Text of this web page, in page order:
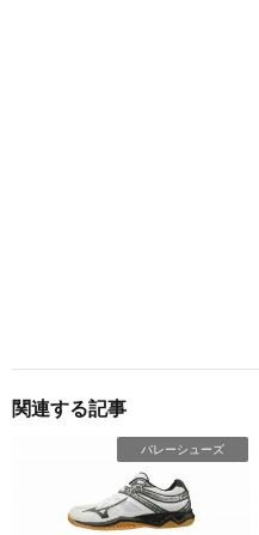
関連する記事
バレーシューズ